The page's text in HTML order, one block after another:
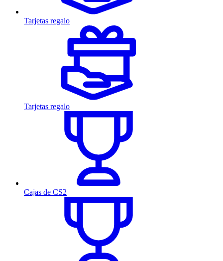
Tarjetas regalo
Tarjetas regalo
Cajas de CS2